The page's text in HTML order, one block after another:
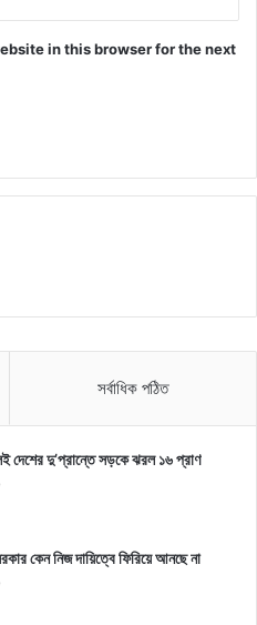
in this browser for the next
সর্বাধিক পঠিত
দেশের দু’প্রান্তে সড়কে ঝরল ১৬ প্রাণ
কেন নিজ দায়িত্বে ফিরিয়ে আনছে না